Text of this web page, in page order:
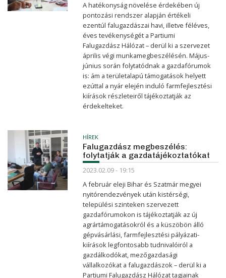
A hatékonyság növelése érdekében új
pontozási rendszer alapján értékeli
ezentúl falugazdászai havi, illetve féléves,
éves tevékenységét a Partiumi
Falugazdász Hálózat – derül ki a szervezet
április végi munkamegbeszélésén. Május-
június során folytatódnak a gazdafórumok
is: ám a területalapú támogatások helyett
ezúttal a nyár elején induló farmfejlesztési
kiírások részleteiről tájékoztatják az
érdekelteket.
HÍREK
Falugazdász megbeszélés:
folytatják a gazdatájékoztatókat
2023.02.09 - 19:15
A február eleji Bihar és Szatmár megyei
nyitórendezvények után kistérségi,
települési szinteken szervezett
gazdafórumokon is tájékoztatják az új
agrártámogatásokról és a küszöbön álló
gépvásárlási, farmfejlesztési pályázati-
kiírások legfontosabb tudnivalóiról a
gazdálkodókat, mezőgazdasági
vállalkozókat a falugazdászok – derül ki a
Partiumi Falugazdász Hálózat tagjainak